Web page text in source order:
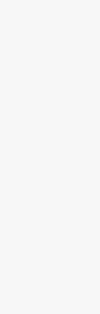
obrony lub
wyrażonej
podstawą
lub
tych
osoby, której dane
(art. 6 ust. 1 lit a
na podstawie
osobowych
ustawowym lub